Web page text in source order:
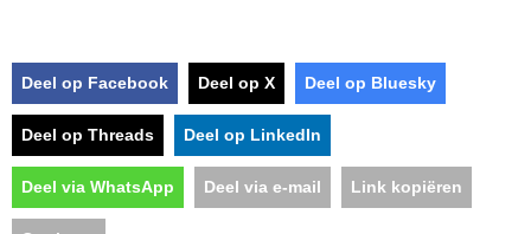
Deel op Facebook Deel op X Deel op Bluesky
Deel op Threads Deel op LinkedIn
Deel via WhatsApp Deel via e-mail Link kopiëren